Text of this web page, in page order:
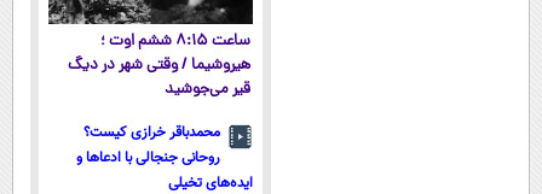
ساعت ۸:۱۵ ششم اوت ؛
هیروشیما / وقتی شهر در دیگ
قیر می‌جوشید
محمدباقر خرازی کیست؟
روحانی جنجالی با ادعاها و
ایده‌های تخیلی